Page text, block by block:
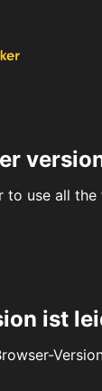
to use all
ist